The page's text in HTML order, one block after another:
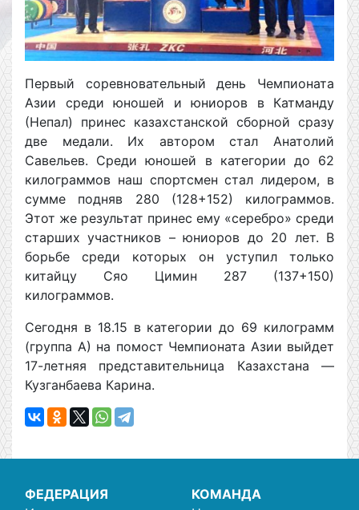
Первый соревновательный день Чемпионата
Азии среди юношей и юниоров в Катманду
(Непал) принес казахстанской сборной сразу
две медали. Их автором стал Анатолий
Савельев. Среди юношей в категории до 62
килограммов наш спортсмен стал лидером, в
сумме подняв 280 (128+152) килограммов.
Этот же результат принес ему «серебро» среди
старших участников – юниоров до 20 лет. В
борьбе среди которых он уступил только
китайцу Сяо Цимин 287 (137+150)
килограммов.
Сегодня в 18.15 в категории до 69 килограмм
(группа А) на помост Чемпионата Азии выйдет
17-летняя представительница Казахстана —
Кузганбаева Карина.
ФЕДЕРАЦИЯ
КОМАНДА